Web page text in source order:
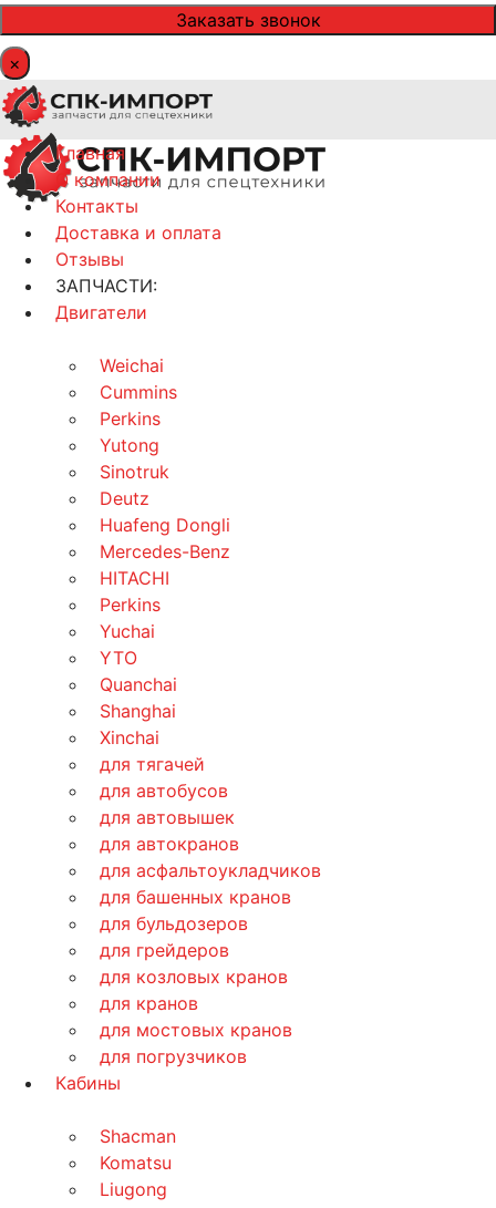
×
Главная
О компании
Контакты
Доставка и оплата
Отзывы
ЗАПЧАСТИ:
Двигатели
Weichai
Cummins
Perkins
Yutong
Sinotruk
Deutz
Huafeng Dongli
Mercedes-Benz
HITACHI
Perkins
Yuchai
YTO
Quanchai
Shanghai
Xinchai
для тягачей
для автобусов
для автовышек
для автокранов
для асфальтоукладчиков
для башенных кранов
для бульдозеров
для грейдеров
для козловых кранов
для кранов
для мостовых кранов
для погрузчиков
Кабины
Shacman
Komatsu
Liugong